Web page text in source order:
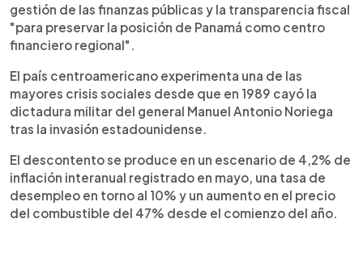
gestión de las finanzas públicas y la transparencia fiscal
"para preservar la posición de Panamá como centro
financiero regional".
El país centroamericano experimenta una de las
mayores crisis sociales desde que en 1989 cayó la
dictadura militar del general Manuel Antonio Noriega
tras la invasión estadounidense.
El descontento se produce en un escenario de 4,2% de
inflación interanual registrado en mayo, una tasa de
desempleo en torno al 10% y un aumento en el precio
del combustible del 47% desde el comienzo del año.